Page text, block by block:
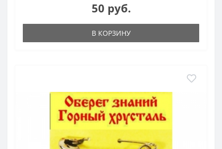
50 руб.
В КОРЗИНУ